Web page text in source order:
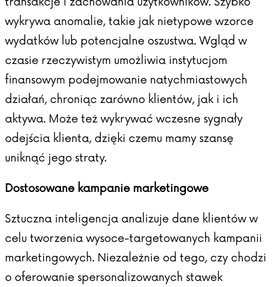
wykrywa anomalie, takie jak nietypowe wzorce
wydatków lub potencjalne oszustwa. Wgląd w
czasie rzeczywistym umożliwia instytucjom
finansowym podejmowanie natychmiastowych
działań, chroniąc zarówno klientów, jak i ich
aktywa. Może też wykrywać wczesne sygnały
odejścia klienta, dzięki czemu mamy szansę
uniknąć jego straty.
Dostosowane kampanie marketingowe
Sztuczna inteligencja analizuje dane klientów w
celu tworzenia wysoce-targetowanych kampanii
marketingowych. Niezależnie od tego, czy chodzi
o oferowanie spersonalizowanych stawek